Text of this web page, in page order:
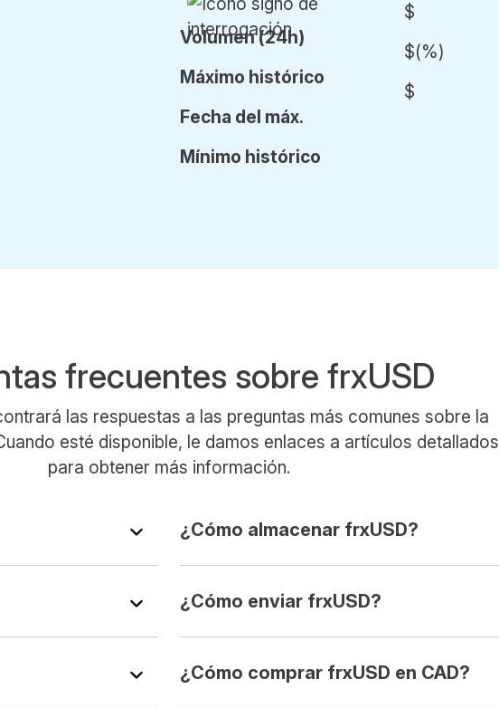
Volumen(24h)
Máximo histórico
Fecha del máx.
Mínimo histórico
$
$(%)
$
frecuentes sobre frxUSD
las respuestas a las preguntas más comunes sobre la
esté disponible, le damos enlaces a artículos detallados
para obtener más información.
¿Cómo almacenar frxUSD?
¿Cómo enviar frxUSD?
¿Cómo comprar frxUSD en CAD?